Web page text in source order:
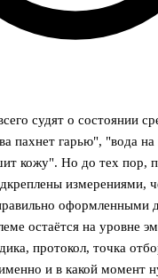
судят о состоянии
пахнет гарью", "вода на
кожу". Но до тех пор,
измерениями,
оформленными
остаётся на уровне
протокол, точка
и в какой момент